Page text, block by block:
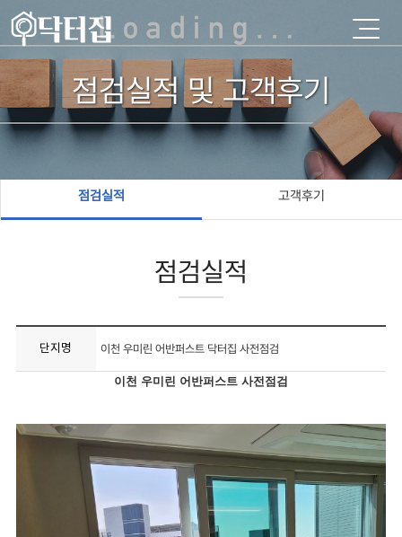
점검실적 및 고객후기
점검실적 고객후기
점검실적
단지명 이천 우미린 어반퍼스트 닥터집 사전점검
이천 우미린 어반퍼스트 사전점검